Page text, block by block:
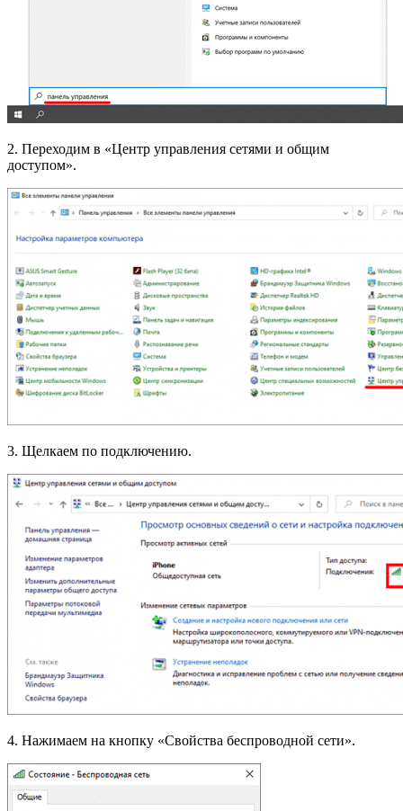
2. Переходим в «Центр управления сетями и общим
доступом».
3. Щелкаем по подключению.
4. Нажимаем на кнопку «Свойства беспроводной сети».